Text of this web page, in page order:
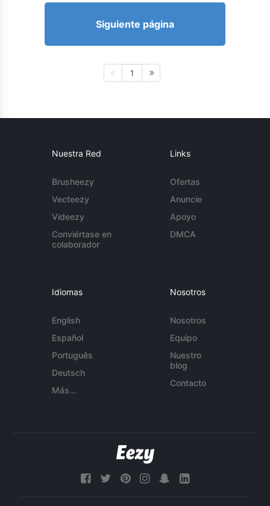
Siguiente página
1
Nuestra Red
Brusheezy
Vecteezy
Videezy
Conviértase en
colaborador
Links
Ofertas
Anuncie
Apoyo
DMCA
Idiomas
English
Español
Português
Deutsch
Más...
Nosotros
Nosotros
Equipo
Nuestro
blog
Contacto